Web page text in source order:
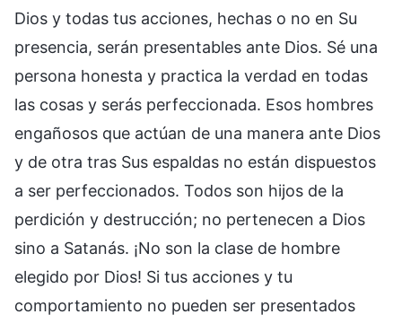
Dios y todas tus acciones, hechas o no en Su
presencia, serán presentables ante Dios. Sé una
persona honesta y practica la verdad en todas
las cosas y serás perfeccionada. Esos hombres
engañosos que actúan de una manera ante Dios
y de otra tras Sus espaldas no están dispuestos
a ser perfeccionados. Todos son hijos de la
perdición y destrucción; no pertenecen a Dios
sino a Satanás. ¡No son la clase de hombre
elegido por Dios! Si tus acciones y tu
comportamiento no pueden ser presentados